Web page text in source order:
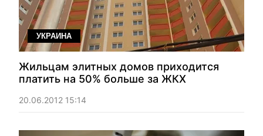
УКРАИНА
Жильцам элитных домов приходится
платить на 50% больше за ЖКХ
20.06.2012 15:14